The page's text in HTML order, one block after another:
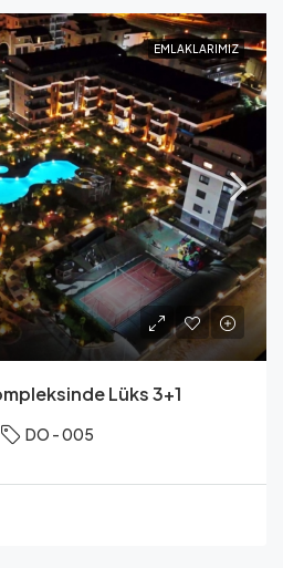
EMLAKLARIMIZ
Lüks 3+1
DO - 005